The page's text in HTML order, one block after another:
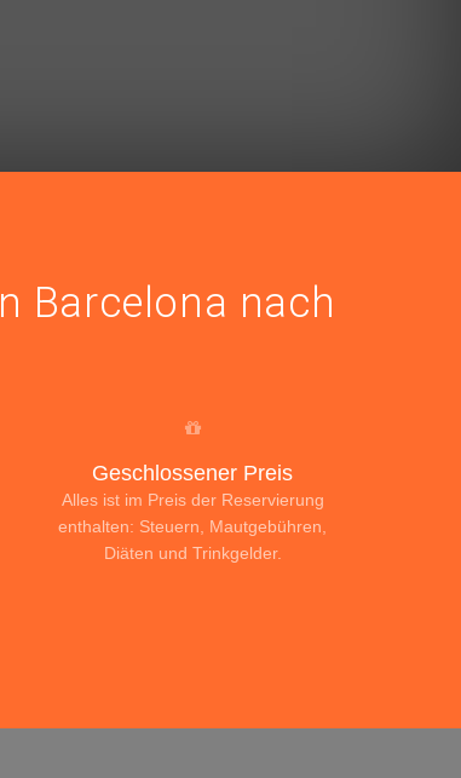
Barcelona nach
Geschlossener Preis
Alles ist im Preis der Reservierung
enthalten: Steuern, Mautgebühren,
Diäten und Trinkgelder.